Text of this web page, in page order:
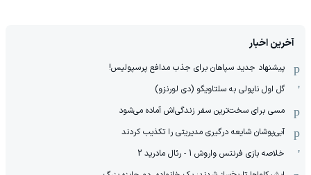
آخرین اخبار
پیشنهاد جدید سپاهان برای جذب مدافع پرسپولیس!
گل اول ناپولی به سلتاویگو (دی لورنزو)
مسی برای سخت‌ترین سفر زندگی‌اش آماده می‌شود
آبی‌پوشان شایعه درگیری مدیریتی را تکذیب کردند
خلاصه بازی فرنتس واروش 1 - رئال مادرید 2